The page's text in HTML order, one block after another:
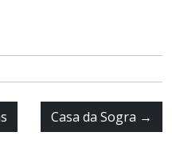
Casa da Sogra →